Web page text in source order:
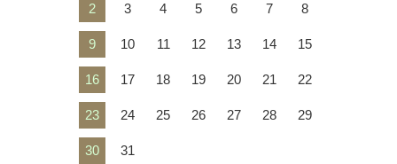
2 3 4 5 6 7 8
9 10 11 12 13 14 15
16 17 18 19 20 21 22
23 24 25 26 27 28 29
30 31